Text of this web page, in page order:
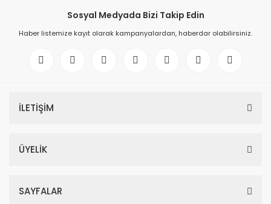
Sosyal Medyada Bizi Takip Edin
Haber listemize kayıt olarak kampanyalardan, haberdar olabilirsiniz.
İLETİŞİM
ÜYELİK
SAYFALAR